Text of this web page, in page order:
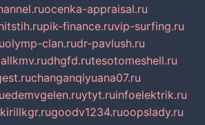
ocenka-appraisal.ru
pik-finance.ruvip-surfing.ru
olymp-clan.rudr-pavlush.ru
allkmv.rudhgfd.rutesotomeshell.ru
changanqiyuana07.ru
edemvgelen.ruytyt.ruinfoelektrik.ru
kirillkgr.rugoodv1234.ruoopslady.ru